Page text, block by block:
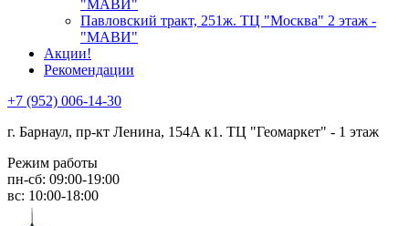
"МАВИ"
Павловский тракт, 251ж. ТЦ "Москва" 2 этаж -
"МАВИ"
Акции!
Рекомендации
+7 (952) 006-14-30
г. Барнаул, пр-кт Ленина, 154А к1. ТЦ "Геомаркет" - 1 этаж
Режим работы
пн-сб: 09:00-19:00
вс: 10:00-18:00